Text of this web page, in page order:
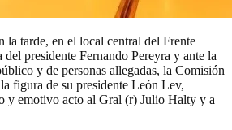
la tarde, en el local central del Frente
presidente Fernando Pereyra y ante la
y de personas allegadas, la Comisión
figura de su presidente León Lev,
y emotivo acto al Gral (r) Julio Halty y a